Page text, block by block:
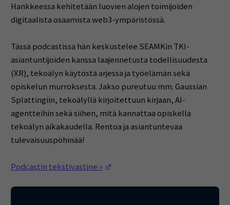
Hankkeessa kehitetään luovien alojen toimijoiden
digitaalista osaamista web3-ympäristössä.
Tässä podcastissa hän keskustelee SEAMKin TKI-
asiantuntijoiden kanssa laajennetusta todellisuudesta
(XR), tekoälyn käytöstä arjessa ja työelämän sekä
opiskelun murroksesta. Jakso pureutuu mm. Gaussian
Splattingiin, tekoälyllä kirjoitettuun kirjaan, AI-
agentteihin sekä siihen, mitä kannattaa opiskella
tekoälyn aikakaudella. Rentoa ja asiantuntevaa
tulevaisuuspöhinää!
Podcastin tekstivastine »